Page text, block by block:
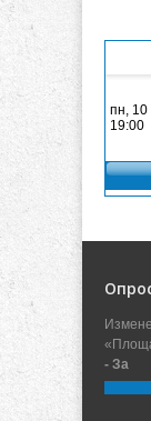
- За